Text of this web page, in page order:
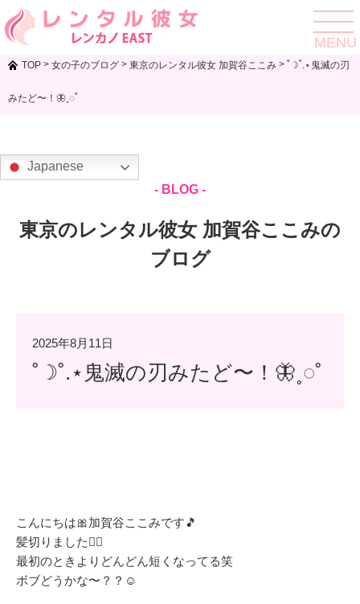
toggle
MENU
TOP > 女の子のブログ > 東京のレンタル彼女 加賀谷ここみ > ˚☽˚.⋆鬼滅の刃
みたど〜！🦋˳◌˚
Japanese
- BLOG -
東京のレンタル彼女 加賀谷ここみの
ブログ
2025年8月11日
˚☽˚.⋆鬼滅の刃みたど〜！🦋˳◌˚
こんにちは🎀加賀谷ここみです🎵
髪切りました💇‍♀️
最初のときよりどんどん短くなってる笑
ボブどうかな〜？？☺️